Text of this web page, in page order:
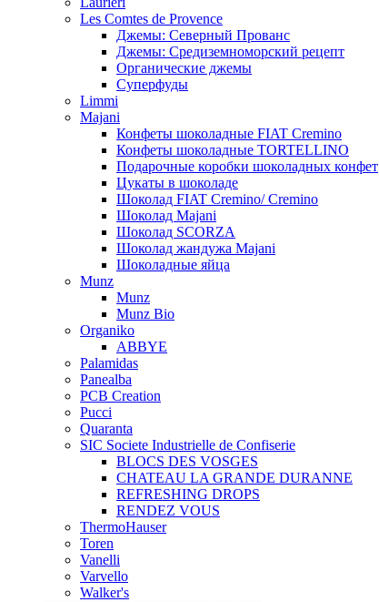
Les Comtes de Provence
Джемы: Северный Прованс
Джемы: Средиземноморский рецепт
Органические джемы
Суперфуды
Limmi
Majani
Конфеты шоколадные FIAT Cremino
Конфеты шоколадные TORTELLINO
Подарочные коробки шоколадных конфет
Цукаты в шоколаде
Шоколад FIAT Cremino/ Cremino
Шоколад Majani
Шоколад SCORZA
Шоколад жандужа Majani
Шоколадные яйца
Munz
Munz
Munz Bio
Organiko
ABBYE
Palamidas
Panealba
PCB Creation
Pucci
Quaranta
SIC Societe Industrielle de Confiserie
BLOCS DES VOSGES
CHATEAU LA GRANDE DURANNE
REFRESHING DROPS
RENDEZ VOUS
ThermoHauser
Toren
Vanelli
Varvello
Walker's